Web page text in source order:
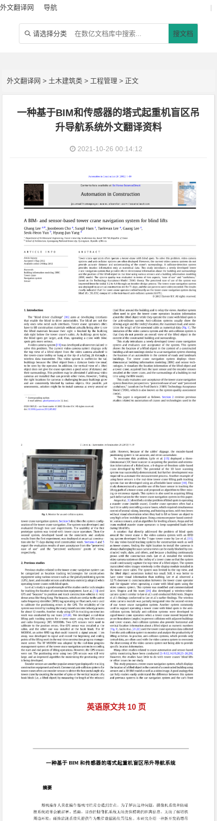
外文翻译网 导航 |
 请选择分类 搜文档
外文翻译网 > 土木建筑类 > 工程管理 > 正文
一种基于BIM和传感器的塔式起重机盲区吊
升导航系统外文翻译资料
2021-10-26 00:14:12
英语原文共 10 页